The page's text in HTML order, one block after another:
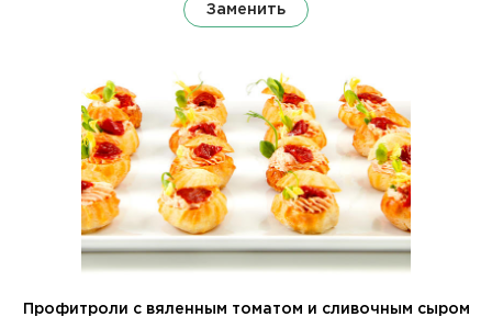
Заменить
Профитроли с вяленным томатом и сливочным сыром